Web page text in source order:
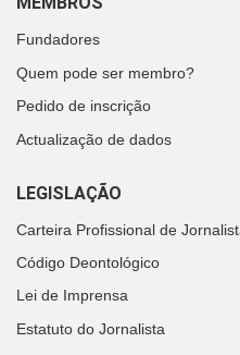
Fundadores
Quem pode ser membro?
Pedido de inscrição
Actualização de dados
LEGISLAÇÃO
Carteira Profissional de
Código Deontológico
Lei de Imprensa
Estatuto do Jornalista